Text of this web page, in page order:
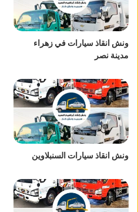
ونش انقاذ سيارات في زهراء
مدينة نصر
ونش انقاذ سيارات السنبلاوين